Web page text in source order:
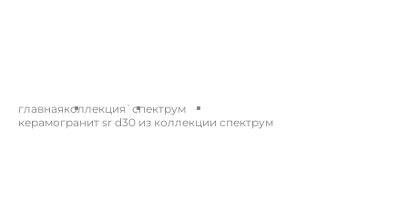
главнаяколлекция `спектрум
керамогранит sr d30 из коллекции спектрум